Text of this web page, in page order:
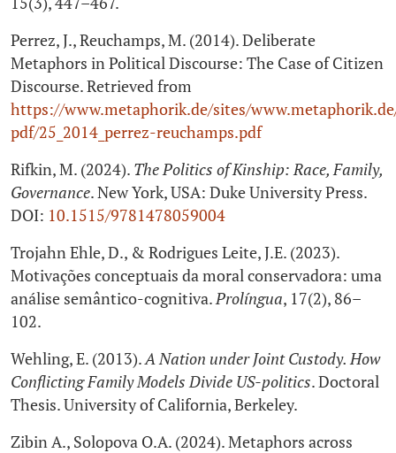
Perrez, J., Reuchamps, M. (2014). Deliberate
Metaphors in Political Discourse: The Case of Citizen
Discourse. Retrieved from
https://www.metaphorik.de/sites/
pdf/25_2014_perrez-reuchamps.pdf
Rifkin, M. (2024). The Politics of Kinship: Race, Family,
Governance. New York, USA: Duke University Press.
DOI: 10.1515/9781478059004
Trojahn Ehle, D., & Rodrigues Leite, J.E. (2023).
Motivações conceptuais da moral conservadora: uma
análise semântico-cognitiva.Prolíngua, 17(2), 86–
102.
Wehling, E. (2013).A Nation under Joint Custody. How
Conflicting Family Models Divide US-politics. Doctoral
Thesis. University of California, Berkeley.
Zibin A., Solopova O.A. (2024). Metaphors across